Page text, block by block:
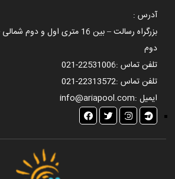
آدرس :
دوم
تلفن تماس :021-22531006
تلفن تماس :021-22313572
ایمیل :info@ariapool.com